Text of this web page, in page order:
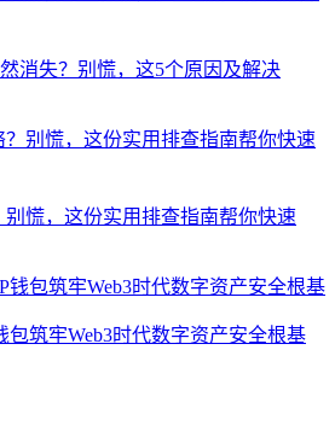
消失？别慌，这5个原因及解决
别慌，这份实用排查指南帮你快速
包筑牢Web3时代数字资产安全根基